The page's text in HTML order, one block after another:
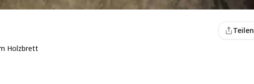
Teilen
Holzbrett